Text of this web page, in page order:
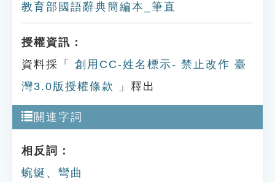
教育部國語辭典簡編本_筆直
授權資訊：
資料採「
創用CC-姓名標示- 禁止改作 臺
灣3.0版授權條款
」釋出
關連字詞
相反詞：
蜿蜒 、 彎曲